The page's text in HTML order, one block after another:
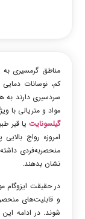
مناطق گرمسیری به
کم، نوسانات
سردسیری دارند
مواد و متریالی با
گیلسونایت یا قیر
امروزه رواج
منحصربه‌فردی
نشان بدهند.
در حقیقت ایزوگام
و قابلیت‌های
‌شوند. در ادامه